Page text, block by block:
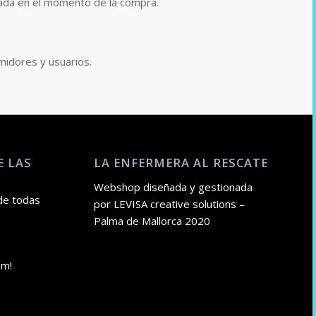
y usuarios.
LAS
todas
LA ENFERMERA AL RESCATE
Webshop diseñada y gestionada
por LEVISA creative solutions –
Palma de Mallorca 2020